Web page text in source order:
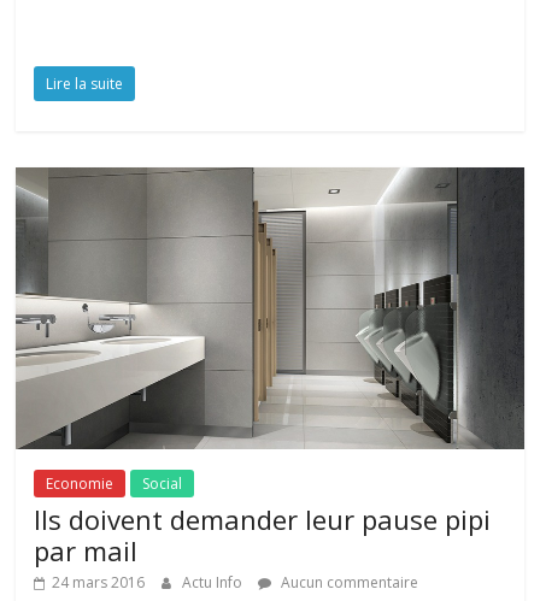
Lire la suite
Economie Social
Ils doivent demander leur pause pipi
par mail
24 mars 2016 Actu Info Aucun commentaire